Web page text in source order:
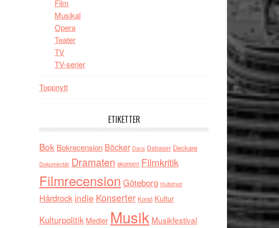
Film
Musikal
Opera
Teater
TV
TV-serier
Toppnytt
ETIKETTER
Bok Bokrecension Böcker Dans Debaser Deckare
Dokumentär Dramaten ekonomi Filmkritik
Filmrecension Göteborg Hultsfred
Hårdrock indie Konserter Konst Kultur
Kulturpolitik Medier Musik Musikfestival